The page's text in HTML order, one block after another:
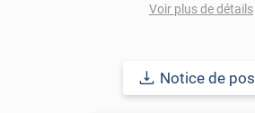
et risques de décollement.
Voir plus de détails
Notice de